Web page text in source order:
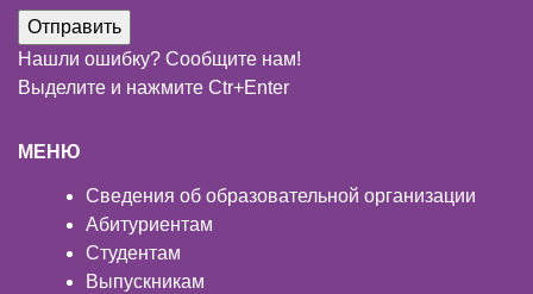
Нашли ошибку? Сообщите нам!
Выделите и нажмите Ctr+Enter
МЕНЮ
Сведения об образовательной организации
Абитуриентам
Студентам
Выпускникам